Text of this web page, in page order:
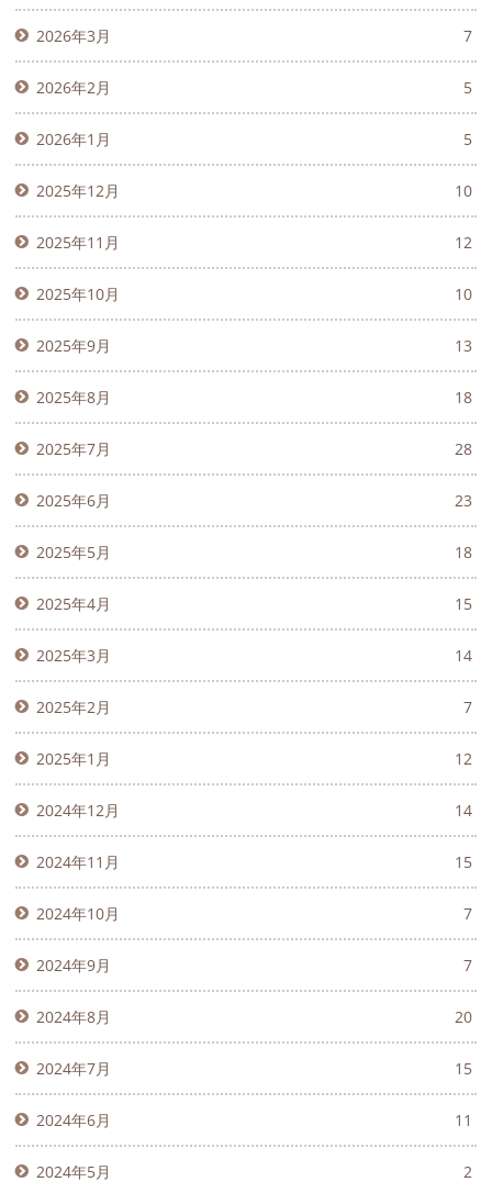
2026年3月 7
2026年2月 5
2026年1月 5
2025年12月 10
2025年11月 12
2025年10月 10
2025年9月 13
2025年8月 18
2025年7月 28
2025年6月 23
2025年5月 18
2025年4月 15
2025年3月 14
2025年2月 7
2025年1月 12
2024年12月 14
2024年11月 15
2024年10月 7
2024年9月 7
2024年8月 20
2024年7月 15
2024年6月 11
2024年5月 2